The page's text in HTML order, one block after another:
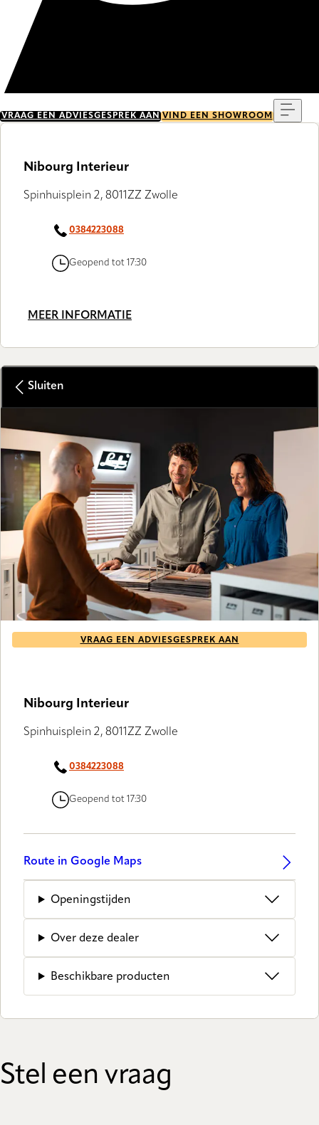
VRAAG EEN ADVIESGESPREK AAN VIND EEN SHOWROOM
Nibourg Interieur
Spinhuisplein 2, 8011ZZ Zwolle
0384223088
Geopend tot 17:30
MEER INFORMATIE
Sluiten
VRAAG EEN ADVIESGESPREK AAN
Nibourg Interieur
Spinhuisplein 2, 8011ZZ Zwolle
0384223088
Geopend tot 17:30
Route in Google Maps
Openingstijden
Over deze dealer
Beschikbare producten
Stel een vraag